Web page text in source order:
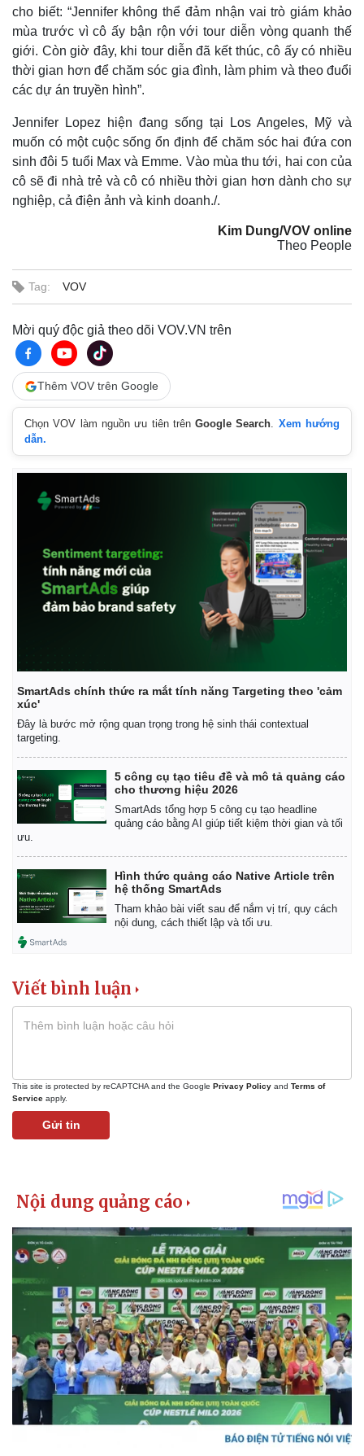
Bất động sản
Khởi nghiệp
Thị trường
Giá vàng
Tiêu dùng
Chứng khoán
Quân sự - Quốc phòng
cho biết: “Jennifer không thể đảm nhận vai trò giám khảo
mùa trước vì cô ấy bận rộn với tour diễn vòng quanh thế
giới. Còn giờ đây, khi tour diễn đã kết thúc, cô ấy có nhiều
thời gian hơn để chăm sóc gia đình, làm phim và theo đuổi
các dự án truyền hình”.
Jennifer Lopez hiện đang sống tại Los Angeles, Mỹ và
muốn có một cuộc sống ổn định để chăm sóc hai đứa con
sinh đôi 5 tuổi Max và Emme. Vào mùa thu tới, hai con của
cô sẽ đi nhà trẻ và cô có nhiều thời gian hơn dành cho sự
nghiệp, cả điện ảnh và kinh doanh./.
Kim Dung/VOV online
Theo People
Tag: VOV
Mời quý độc giả theo dõi VOV.VN trên
Thêm VOV trên Google
Chọn VOV làm nguồn ưu tiên trênGoogle Search. Xem hướng
dẫn.
SmartAds chính thức ra mắt tính năng Targeting theo 'cảm
xúc'
Đây là bước mở rộng quan trọng trong hệ sinh thái contextual
targeting.
5 công cụ tạo tiêu đề và mô tả quảng cáo
cho thương hiệu 2026
SmartAds tổng hợp 5 công cụ tạo headline
quảng cáo bằng AI giúp tiết kiệm thời gian và tối
ưu.
Hình thức quảng cáo Native Article trên
hệ thống SmartAds
Tham khảo bài viết sau để nắm vị trí, quy cách
nội dung, cách thiết lập và tối ưu.
Viết bình luận
This site is protected by reCAPTCHA and the Google Privacy Policy and Terms of
Service apply.
Gửi tin